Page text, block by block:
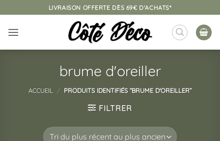
au
contenu
LIVRAISON OFFERTE DÈS 69€ D'ACHATS*
brume d'oreiller
ACCUEIL / PRODUITS IDENTIFIÉS “BRUME D'OREILLER”
FILTRER